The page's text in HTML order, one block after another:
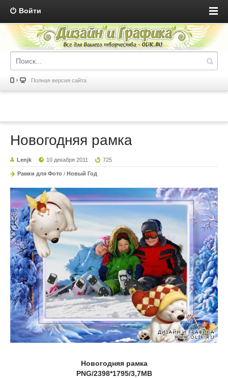
Войти
Полная версия сайта
Новогодняя рамка
Lenjk 10 декабря 2011 725
Рамки для Фото / Новый Год
Новогодняя рамка
PNG/2398*1795/3,7MB